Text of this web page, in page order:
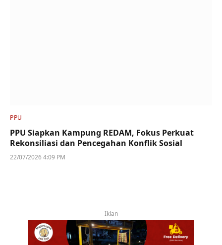
PPU
PPU Siapkan Kampung REDAM, Fokus Perkuat
Rekonsiliasi dan Pencegahan Konflik Sosial
22/07/2026 4:09 PM
Iklan